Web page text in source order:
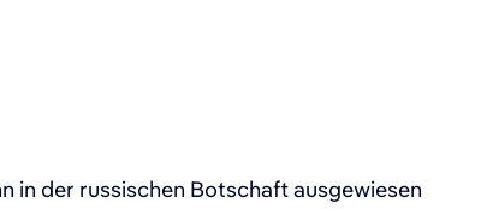
in der russischen Botschaft ausgewiesen